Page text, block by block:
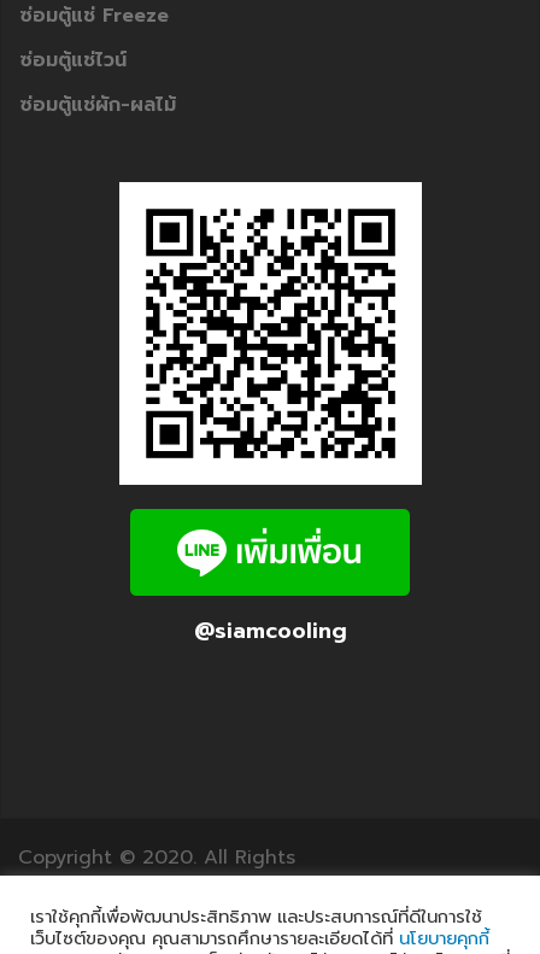
ซ่อมตู้แช่ Freeze
ซ่อมตู้แช่ไวน์
ซ่อมตู้แช่ผัก-ผลไม้
@siamcooling
Copyright © 2020. All Rights
Reserved.12Translation.com
เราใช้คุกกี้เพื่อพัฒนาประสิทธิภาพ และประสบการณ์ที่ดีในการใช้
เว็บไซต์ของคุณ คุณสามารถศึกษารายละเอียดได้ที่ นโยบายคุกกี้